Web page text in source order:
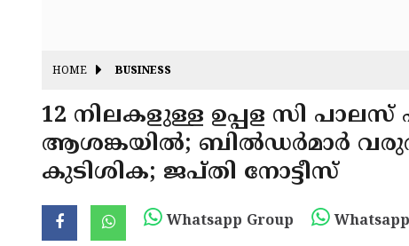
HOME BUSINESS
12 നിലകളുള്ള ഉപ്പള സി പാലസ്
ആശങ്കയിൽ; ബിൽഡർമാർ
കുടിശിക; ജപ്തി നോട്ടീസ്
Whatsapp Group